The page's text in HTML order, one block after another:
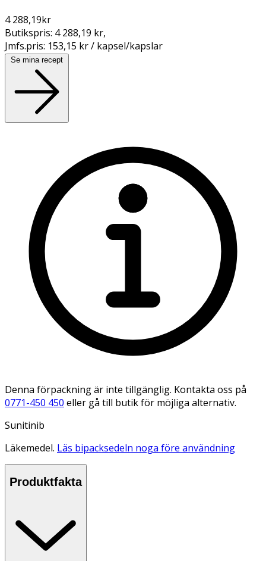
4 288,19kr
Butikspris: 4 288,19 kr,
Jmfs.pris: 153,15 kr / kapsel/kapslar
Se mina recept
Denna förpackning är inte tillgänglig. Kontakta oss på
0771-450 450 eller gå till butik för möjliga alternativ.
Sunitinib
Läkemedel. Läs bipacksedeln noga före användning
Produktfakta